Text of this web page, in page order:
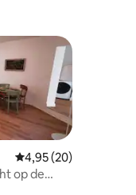
Gemiddelde
4,95 (20)
op de